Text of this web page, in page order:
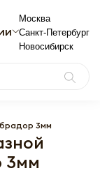
Москва
Санкт-Петербург
Новосибирск
3мм
3мм